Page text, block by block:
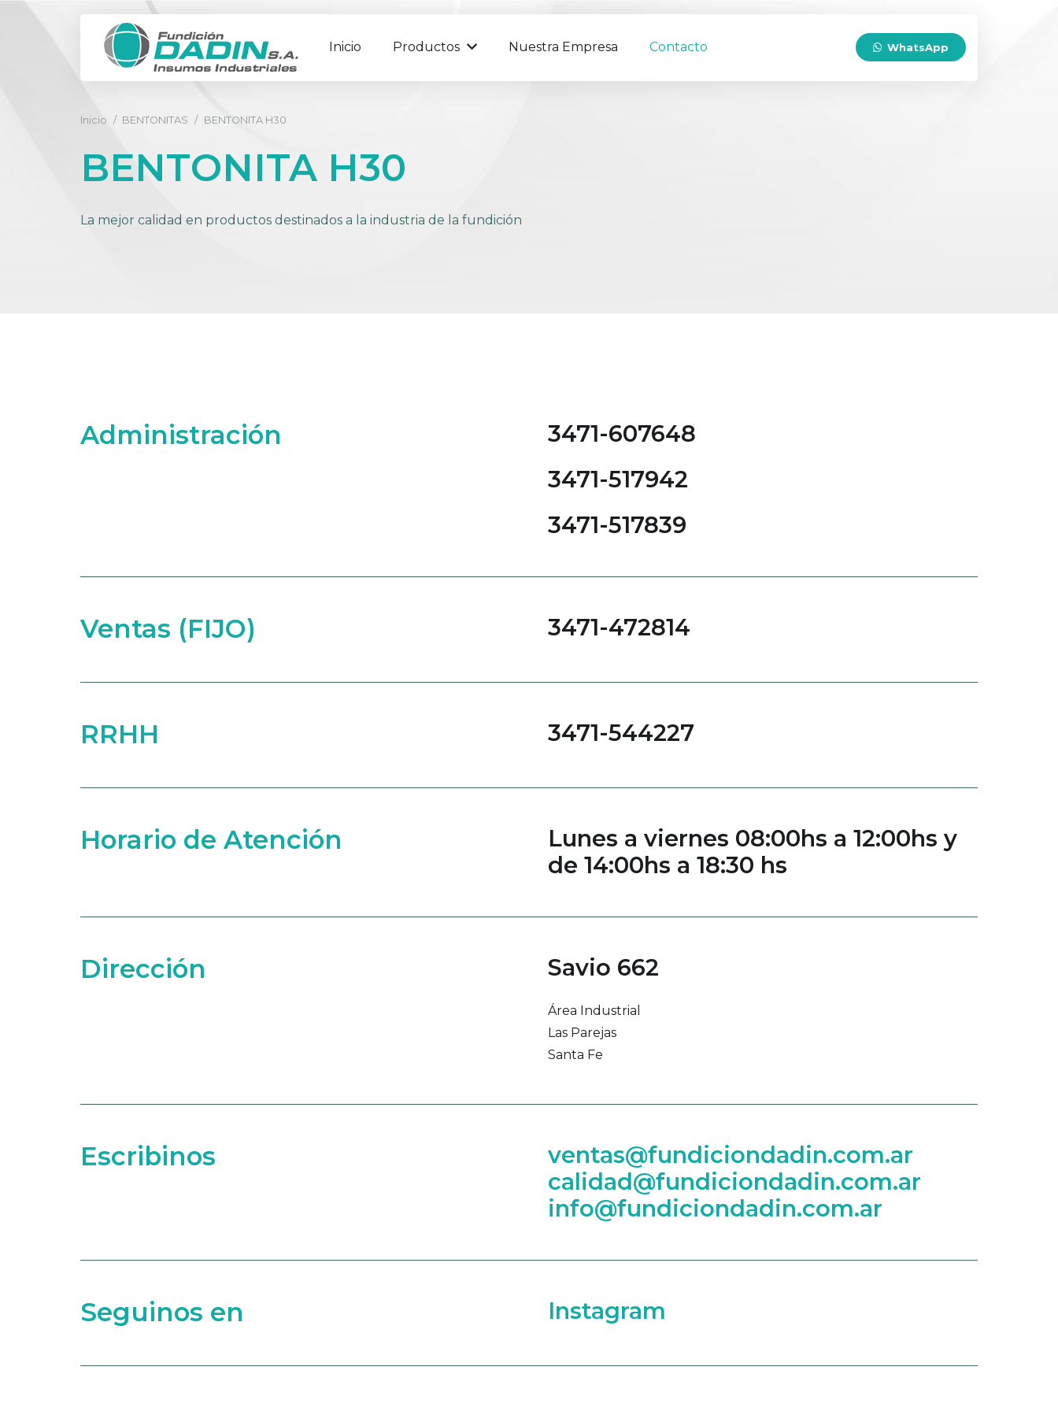
Inicio Productos Nuestra Empresa Contacto WhatsApp
Inicio / BENTONITAS / BENTONITA H30
BENTONITA H30
La mejor calidad en productos destinados a la industria de la fundición
Administración
3471-607648
3471-517942
3471-517839
Ventas (FIJO) 3471-472814
RRHH 3471-544227
Horario de Atención
Lunes a viernes 08:00hs a 12:00hs y
de 14:00hs a 18:30 hs
Dirección Savio 662
Área Industrial
Las Parejas
Santa Fe
Escribinos
ventas@fundiciondadin.com.ar
calidad@fundiciondadin.com.ar
info@fundiciondadin.com.ar
Seguinos en Instagram